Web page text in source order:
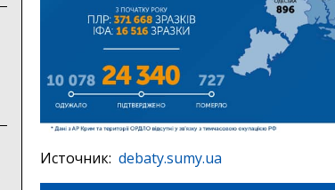
Источник: debaty.sumy.ua